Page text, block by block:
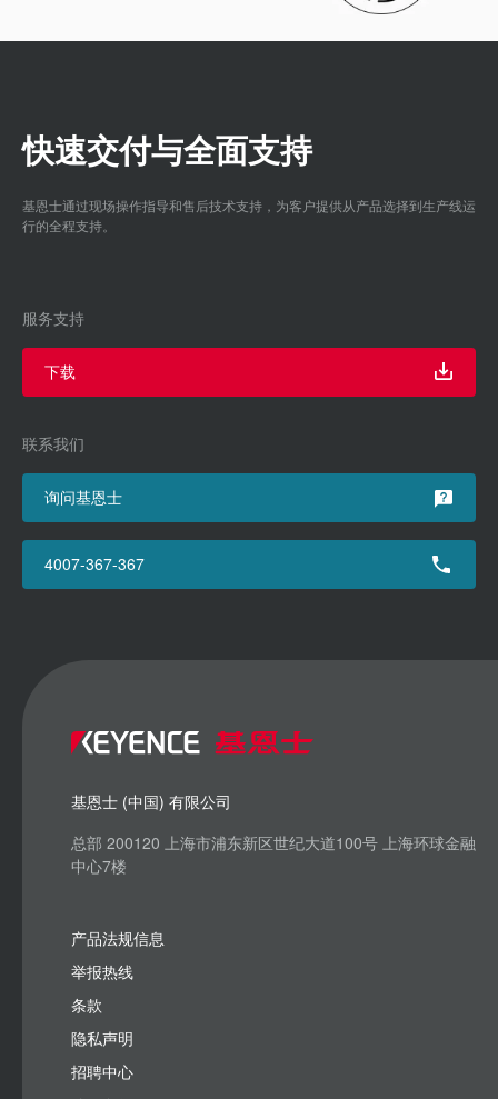
快速交付与全面支持
基恩士通过现场操作指导和售后技术支持，为客户提供从产品选择到生产线运
行的全程支持。
服务支持
下载
联系我们
询问基恩士
4007-367-367
基恩士 (中国) 有限公司
总部 200120 上海市浦东新区世纪大道100号 上海环球金融
中心7楼
产品法规信息
举报热线
条款
隐私声明
招聘中心